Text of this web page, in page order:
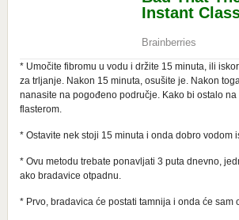
* Umočite fibromu u vodu i držite 15 minuta, ili
za trljanje. Nakon 15 minuta, osušite je. Nakon
nanasite na pogođeno područje. Kako bi ostalo
flasterom.
* Ostavite nek stoji 15 minuta i onda dobro vodom
* Ovu metodu trebate ponavljati 3 puta dnevno,
ako bradavice otpadnu.
* Prvo, bradavica će postati tamnija i onda će sam